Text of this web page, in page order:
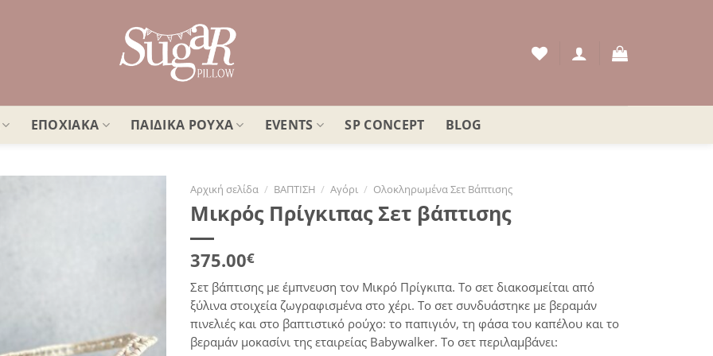
ΕΠΟΧΙΑΚΑ ΠΑΙΔΙΚΑ ΡΟΥΧΑ EVENTS SP CONCEPT BLOG
Αρχική σελίδα / ΒΑΠΤΙΣΗ / Αγόρι / Ολοκληρωμένα Σετ Βάπτισης
Μικρός Πρίγκιπας Σετ βάπτισης
375.00€
Σετ βάπτισης με έμπνευση τον Μικρό Πρίγκιπα. Το σετ διακοσμείται από
ξύλινα στοιχεία ζωγραφισμένα στο χέρι. Το σετ συνδυάστηκε με βεραμάν
πινελιές και στο βαπτιστικό ρούχο: το παπιγιόν, τη φάσα του καπέλου και το
βεραμάν μοκασίνι της εταιρείας Babywalker. Το σετ περιλαμβάνει: